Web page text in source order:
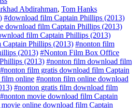
Abdirahman, Tom Hanks
#download film Captain Phillips (2013)
download film Captain Phillips (2013)
film Captain Phillips (2013)
Phillips (2013) #nonton film
(2013) #Nonton Film Box Office
(2013) #nonton film download film
#nonton film gratis download film Captain
film online #nonton film online download
#nonton gratis film download film
#nonton movie download film Captain
online download film Captain